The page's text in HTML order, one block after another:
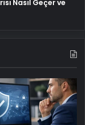
Nasıl Geçer ve